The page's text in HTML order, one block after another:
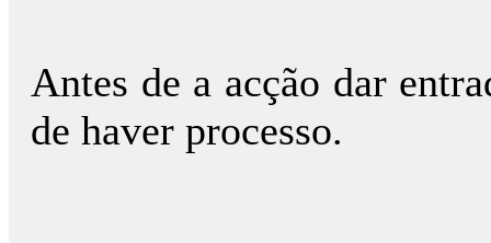
Antes de a acção dar
de haver processo.